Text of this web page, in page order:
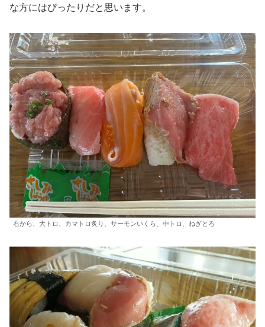
な方にはぴったりだと思います。
右から、大トロ、カマトロ炙り、サーモンいくら、中トロ、ねぎとろ